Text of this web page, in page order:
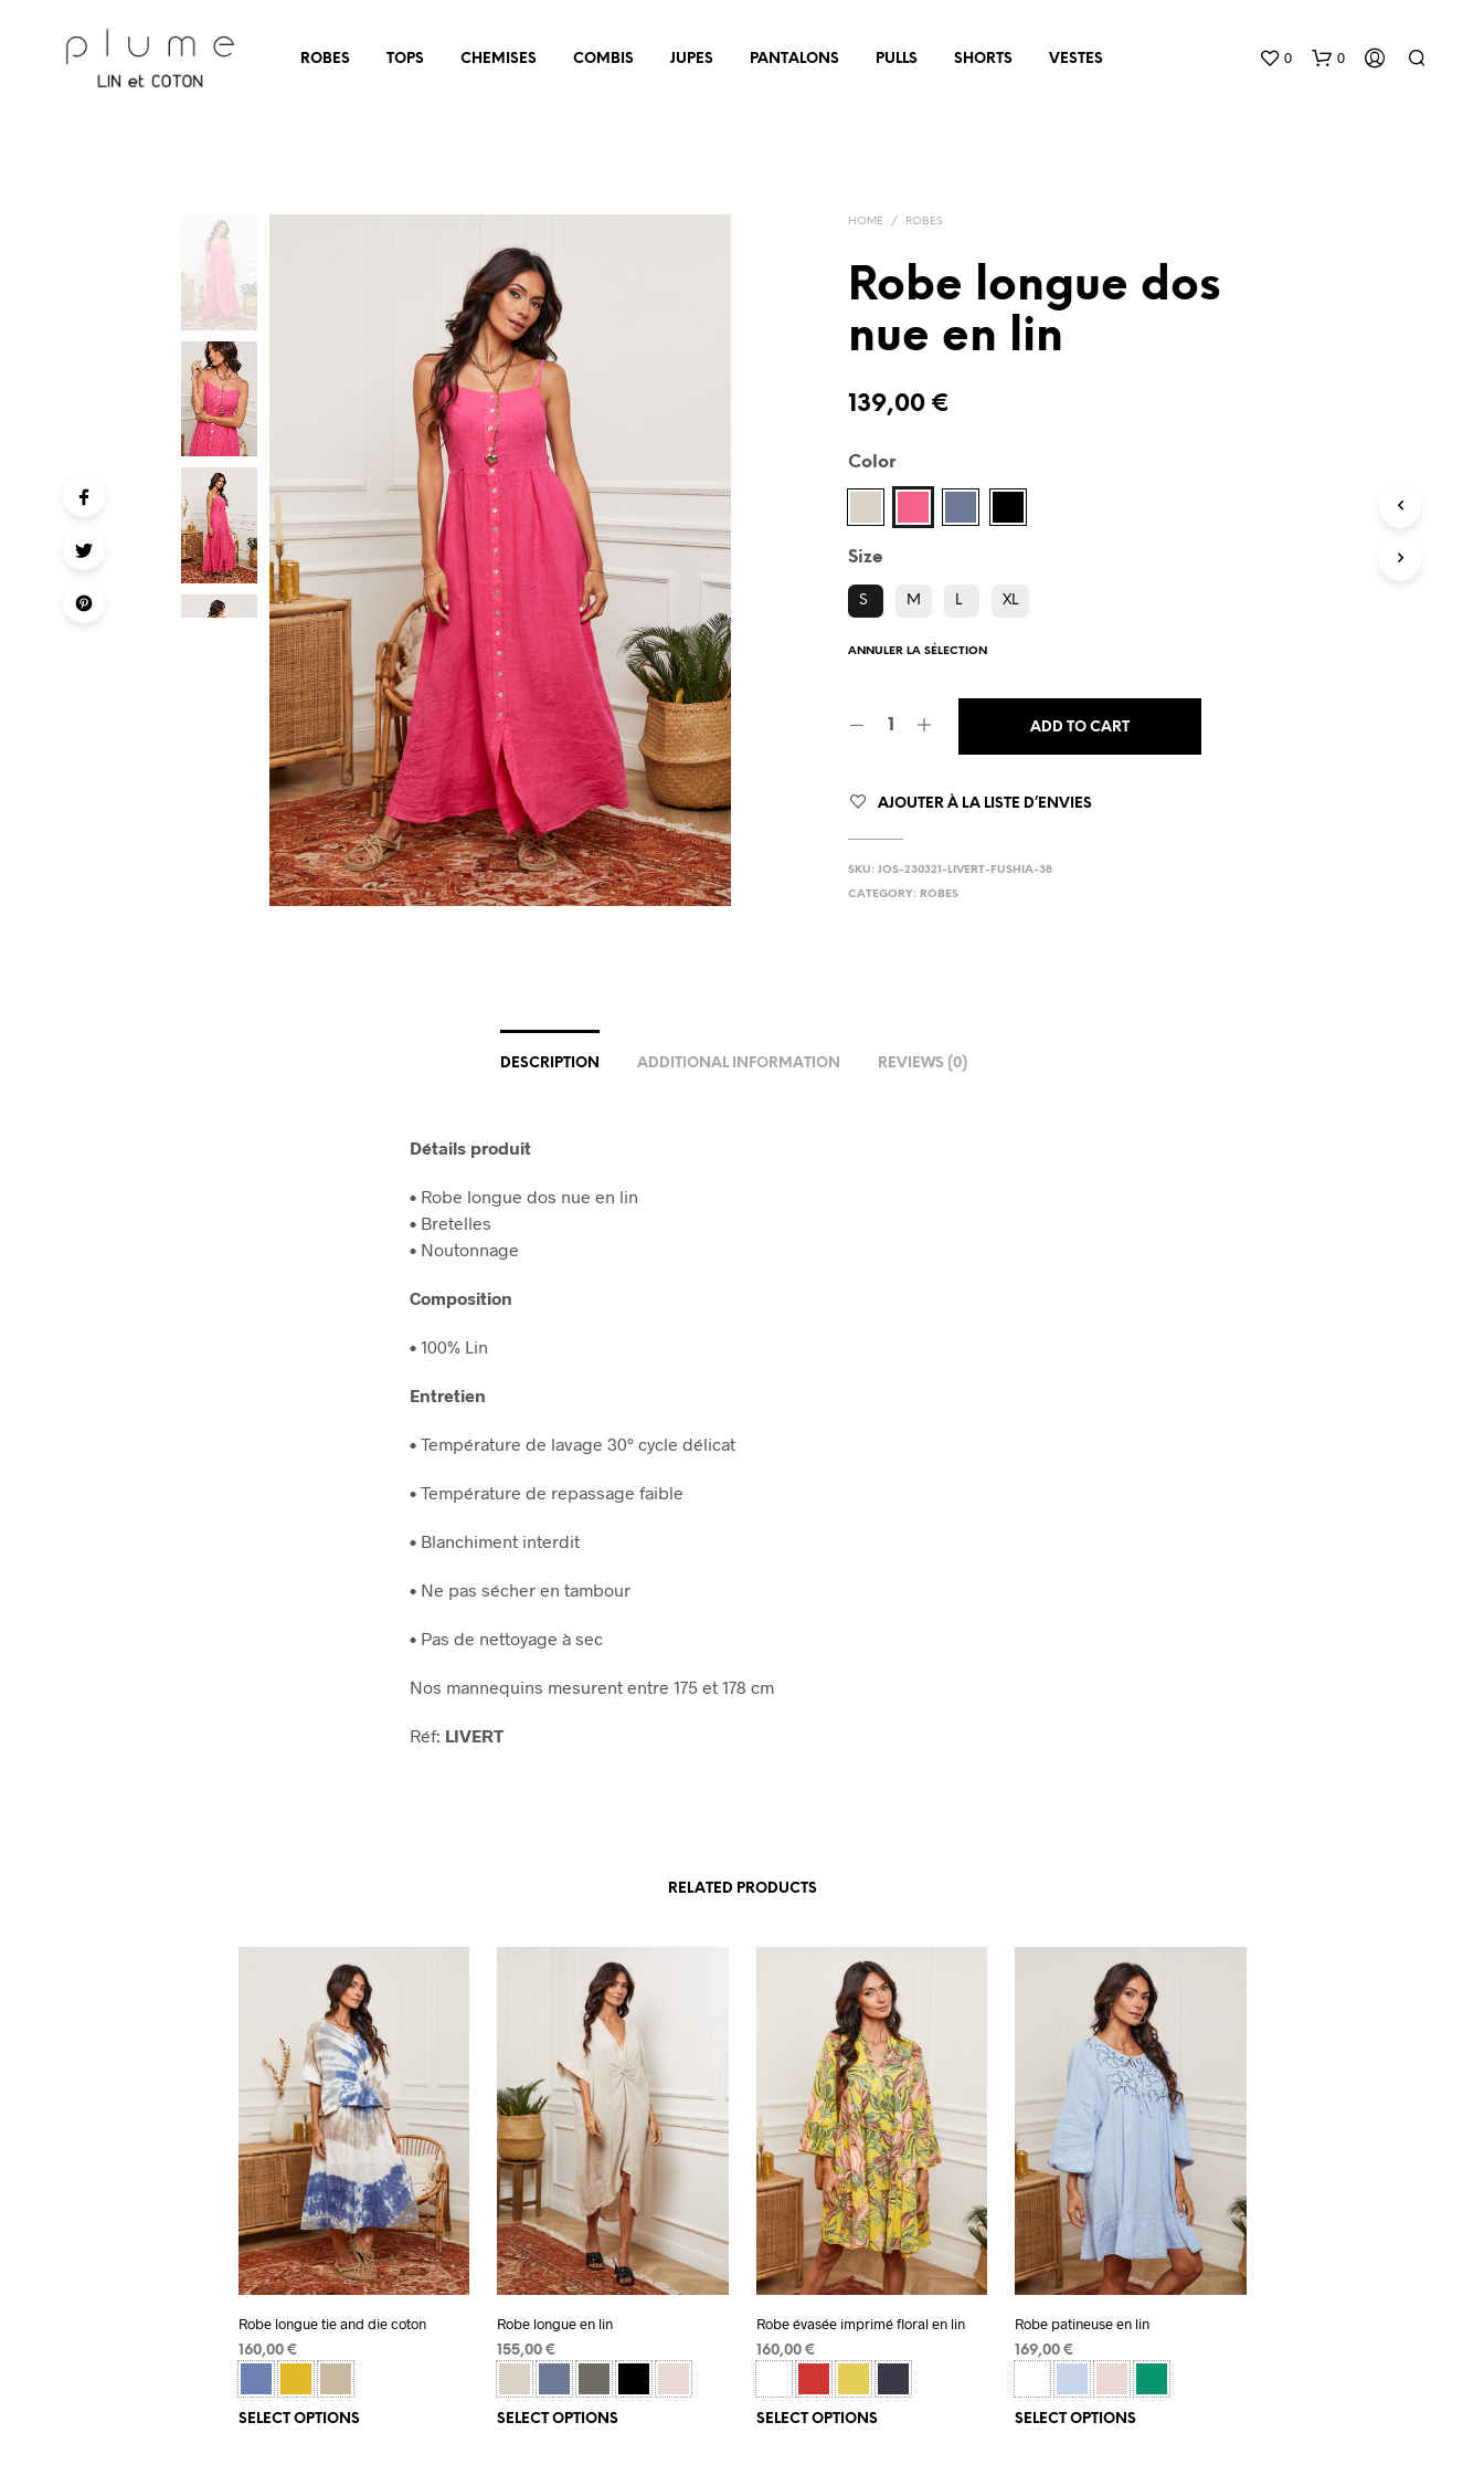
ROBES TOPS CHEMISES COMBIS JUPES PANTALONS PULLS SHORTS VESTES 0 0
HOME / ROBES
Robe longue dos
nue en lin
139,00€
Color
Size
S M L XL
ANNULER LA SÉLECTION
ADD TO CART
AJOUTER À LA LISTE D’ENVIES
SKU:JOS-230321-LIVERT-FUSHIA-38
CATEGORY: ROBES
DESCRIPTION ADDITIONAL INFORMATION REVIEWS (0)
Détails produit
• Robe longue dos nue en lin
• Bretelles
• Noutonnage
Composition
• 100% Lin
Entretien
• Température de lavage 30° cycle délicat
• Température de repassage faible
• Blanchiment interdit
• Ne pas sécher en tambour
• Pas de nettoyage à sec
Nos mannequins mesurent entre 175 et 178 cm
Réf: LIVERT
RELATED PRODUCTS
Robe longue tie and die coton
160,00 €
SELECT OPTIONS
Robe longue en lin
155,00 €
SELECT OPTIONS
Robe évasée imprimé floral en lin
160,00 €
SELECT OPTIONS
Robe patineuse en lin
169,00 €
SELECT OPTIONS